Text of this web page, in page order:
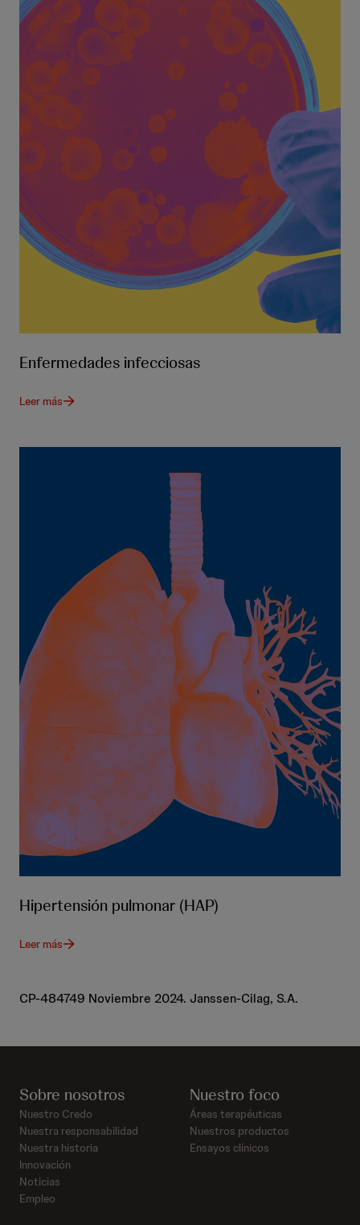
Enfermedades infecciosas
Leer más
Hipertensión pulmonar (HAP)
Leer más
CP-484749 Noviembre 2024. Janssen-Cilag, S.A.
Sobre nosotros
Nuestro Credo
Nuestra responsabilidad
Nuestra historia
Innovación
Noticias
Empleo
Nuestro foco
Áreas terapéuticas
Nuestros productos
Ensayos clínicos